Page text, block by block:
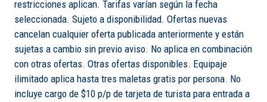
restricciones aplican. Tarifas varían según la fecha
seleccionada. Sujeto a disponibilidad. Ofertas nuevas
cancelan cualquier oferta publicada anteriormente y están
sujetas a cambio sin previo aviso. No aplica en combinación
con otras ofertas. Otras ofertas disponibles. Equipaje
ilimitado aplica hasta tres maletas gratis por persona. No
incluye cargo de $10 p/p de tarjeta de turista para entrada a